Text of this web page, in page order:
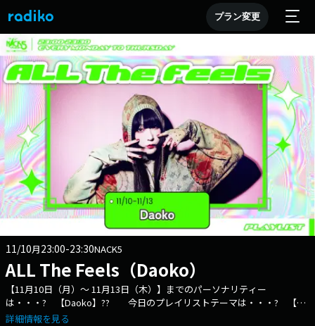
プラン変更
11/10月23:00-23:30NACK5
ALL The Feels（Daoko）
【11月10日（月）～ 11月13日（木）】までのパーソナリティー
は・・・? 【Daoko】?? 今日のプレイリストテーマは・・・? 【電
子の旋律】?? お楽しみに！?? 【番組説明】? 週替りのセレクタ
詳細情報を見る